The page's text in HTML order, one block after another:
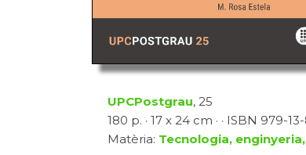
UPCPostgrau, 25
180 p. · 17 x 24 cm · · ISBN 979-
Matèria: Tecnologia,